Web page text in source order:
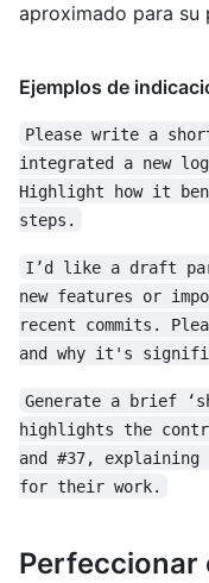
aproximado para su
Ejemplos de
Please write a
integrated a new
Highlight how it
steps.
I’d like a draft
new features or
recent commits.
and why it's
Generate a brief
highlights the
and #37, explaining
for their work.
Perfeccionar